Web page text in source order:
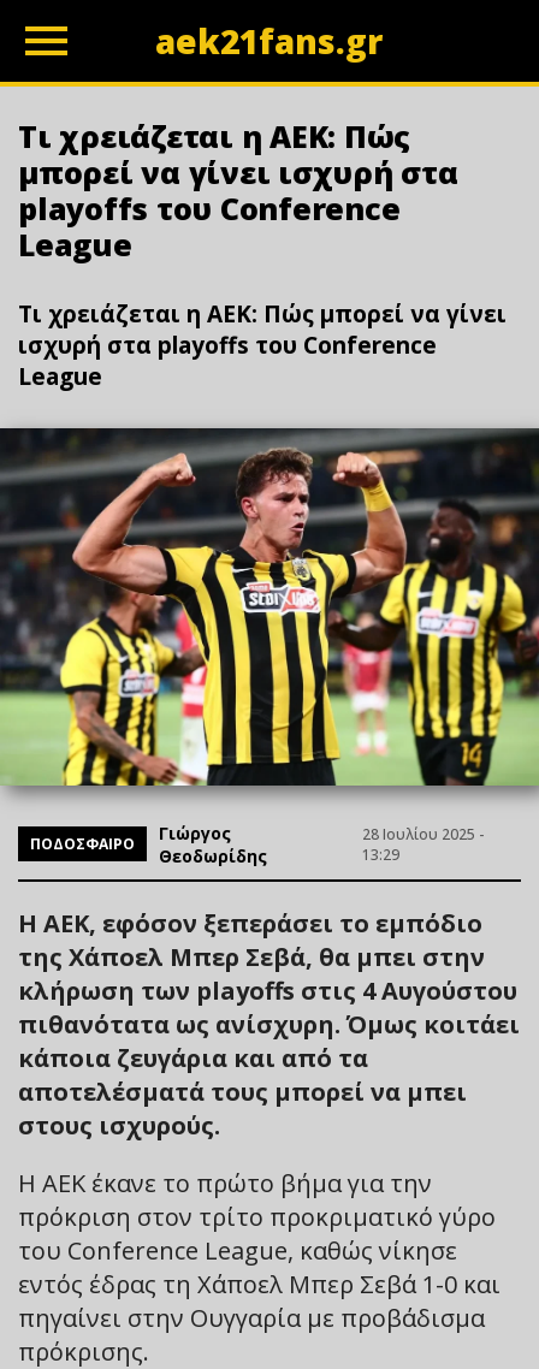
aek21fans.gr
Τι χρειάζεται η ΑΕΚ: Πώς
μπορεί να γίνει ισχυρή στα
playoffs του Conference
League
Τι χρειάζεται η ΑΕΚ: Πώς μπορεί να γίνει
ισχυρή στα playoffs του Conference
League
ΠΟΔΟΣΦΑΙΡΟ
Γιώργος
Θεοδωρίδης
28 Ιουλίου 2025 -
13:29
Η ΑΕΚ, εφόσον ξεπεράσει το εμπόδιο
της Χάποελ Μπερ Σεβά, θα μπει στην
κλήρωση των playoffs στις 4 Αυγούστου
πιθανότατα ως ανίσχυρη. Όμως κοιτάει
κάποια ζευγάρια και από τα
αποτελέσματά τους μπορεί να μπει
στους ισχυρούς.
Η ΑΕΚ έκανε το πρώτο βήμα για την
πρόκριση στον τρίτο προκριματικό γύρο
του Conference League, καθώς νίκησε
εντός έδρας τη Χάποελ Μπερ Σεβά 1-0 και
πηγαίνει στην Ουγγαρία με προβάδισμα
πρόκρισης.